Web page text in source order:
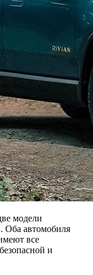
модели
Оба автомобиля
все
и